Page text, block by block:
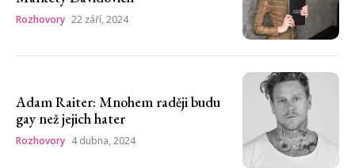
Rozhovory 22 září, 2024
Adam Raiter: Mnohem raději budu
gay než jejich hater
Rozhovory 4 dubna, 2024